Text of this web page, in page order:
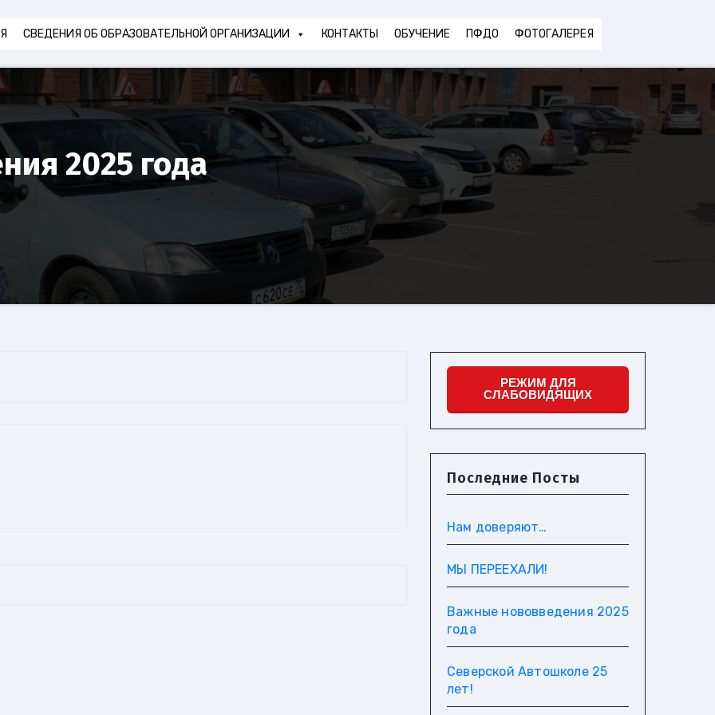
СВЕДЕНИЯ ОБ ОБРАЗОВАТЕЛЬНОЙ ОРГАНИЗАЦИИ КОНТАКТЫ ОБУЧЕНИЕ ПФДО ФОТОГАЛЕРЕЯ
2025 года
РЕЖИМ ДЛЯ
СЛАБОВИДЯЩИХ
Последние Посты
Нам доверяют…
МЫ ПЕРЕЕХАЛИ!
Важные нововведения 2025
года
Северской Автошколе 25
лет!